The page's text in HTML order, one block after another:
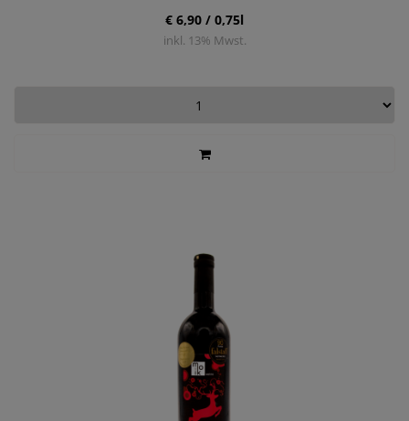
€ 6,90 / 0,75l
inkl. 13% Mwst.